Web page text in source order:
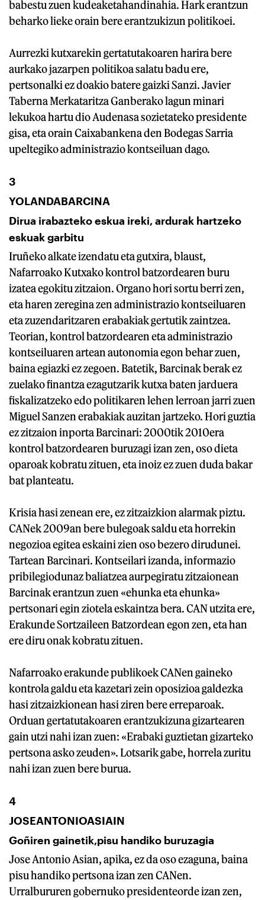
babestu zuen kudeaketahandinahia. Hark erantzun
beharko lieke orain bere erantzukizun politikoei.
Aurrezki kutxarekin gertatutakoaren harira bere
aurkako jazarpen politikoa salatu badu ere,
pertsonalki ez doakio batere gaizki Sanzi. Javier
Taberna Merkataritza Ganberako lagun minari
lekukoa hartu dio Audenasa sozietateko presidente
gisa, eta orain Caixabankena den Bodegas Sarria
upeltegiko administrazio kontseiluan dago.
3
YOLANDABARCINA
Dirua irabazteko eskua ireki, ardurak hartzeko
eskuak garbitu
Iruñeko alkate izendatu eta gutxira, blaust,
Nafarroako Kutxako kontrol batzordearen buru
izatea egokitu zitzaion. Organo hori sortu berri zen,
eta haren zeregina zen administrazio kontseiluaren
eta zuzendaritzaren erabakiak gertutik zaintzea.
Teorian, kontrol batzordearen eta administrazio
kontseiluaren artean autonomia egon behar zuen,
baina egiazki ez zegoen. Batetik, Barcinak berak ez
zuelako finantza ezagutzarik kutxa baten jarduera
fiskalizatzeko edo politikaren lehen lerroan jarri zuen
Miguel Sanzen erabakiak auzitan jartzeko. Hori guztia
ez zitzaion inporta Barcinari: 2000tik 2010era
kontrol batzordearen buruzagi izan zen, oso dieta
oparoak kobratu zituen, eta inoiz ez zuen duda bakar
bat planteatu.
Krisia hasi zenean ere, ez zitzaizkion alarmak piztu.
CANek 2009an bere bulegoak saldu eta horrekin
negozioa egitea eskaini zien oso bezero dirudunei.
Tartean Barcinari. Kontseilari izanda, informazio
pribilegiodunaz baliatzea aurpegiratu zitzaionean
Barcinak erantzun zuen «ehunka eta ehunka»
pertsonari egin ziotela eskaintza bera. CAN utzita ere,
Erakunde Sortzaileen Batzordean egon zen, eta han
ere diru onak kobratu zituen.
Nafarroako erakunde publikoek CANen gaineko
kontrola galdu eta kazetari zein oposizioa galdezka
hasi zitzaizkionean hasi ziren bere erreparoak.
Orduan gertatutakoaren erantzukizuna gizartearen
gain utzi nahi izan zuen: «Erabaki guztietan gizarteko
pertsona asko zeuden». Lotsarik gabe, horrela zuritu
nahi izan zuen bere burua.
4
JOSEANTONIOASIAIN
Goñiren gainetik,pisu handiko buruzagia
Jose Antonio Asian, apika, ez da oso ezaguna, baina
pisu handiko pertsona izan zen CANen.
Urralbururen gobernuko presidenteorde izan zen,